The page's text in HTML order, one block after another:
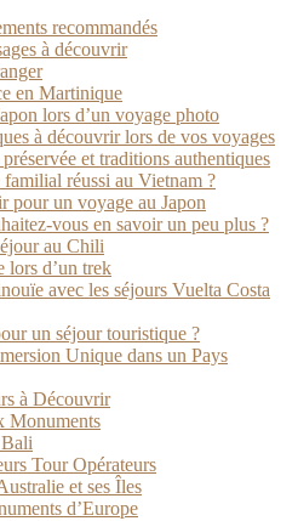
recommandés
à découvrir
en Martinique
lors d’un voyage photo
à découvrir lors de vos voyages
et traditions authentiques
réussi au Vietnam ?
pour un voyage au Japon
vous en savoir un peu plus ?
au Chili
lors d’un trek
avec les séjours Vuelta Costa
un séjour touristique ?
Unique dans un Pays
à Découvrir
Monuments
Tour Opérateurs
et ses Îles
d’Europe